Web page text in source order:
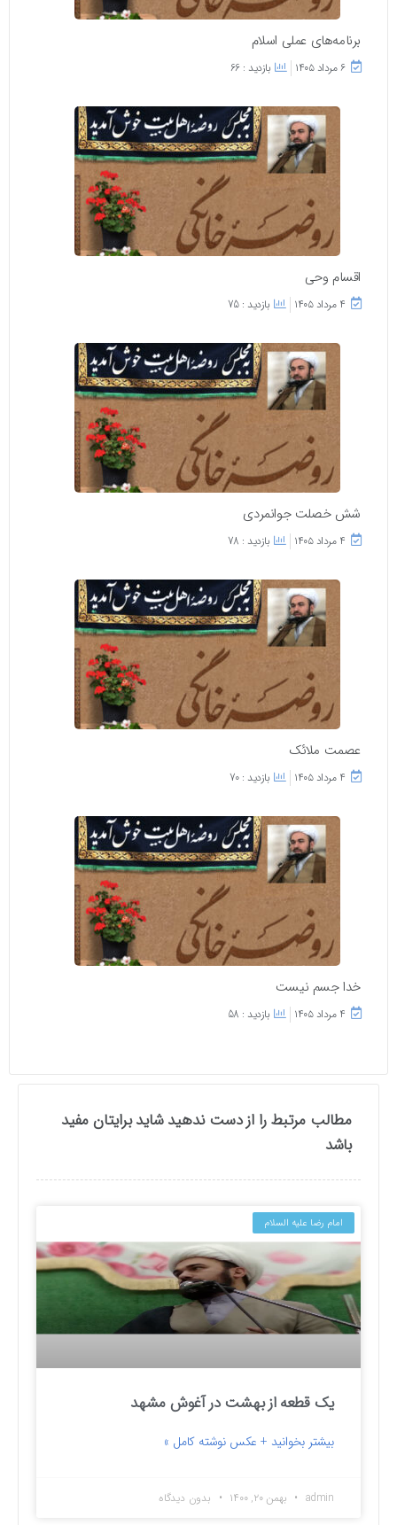
برنامه‌های عملی اسلام
۶ مرداد ۱۴۰۵ بازدید : 66
اقسام وحی
۴ مرداد ۱۴۰۵ بازدید : 75
شش خصلت جوانمردی
۴ مرداد ۱۴۰۵ بازدید : 78
عصمت ملائک
۴ مرداد ۱۴۰۵ بازدید : 70
خدا جسم نیست
۴ مرداد ۱۴۰۵ بازدید : 58
مطالب مرتبط را از دست ندهید شاید برایتان مفید
باشد
امام رضا علیه السلام
یک قطعه از بهشت در آغوش مشهد
بیشتر بخوانید + عکس نوشته کامل »
admin بهمن ۲۰, ۱۴۰۰ بدون دیدگاه